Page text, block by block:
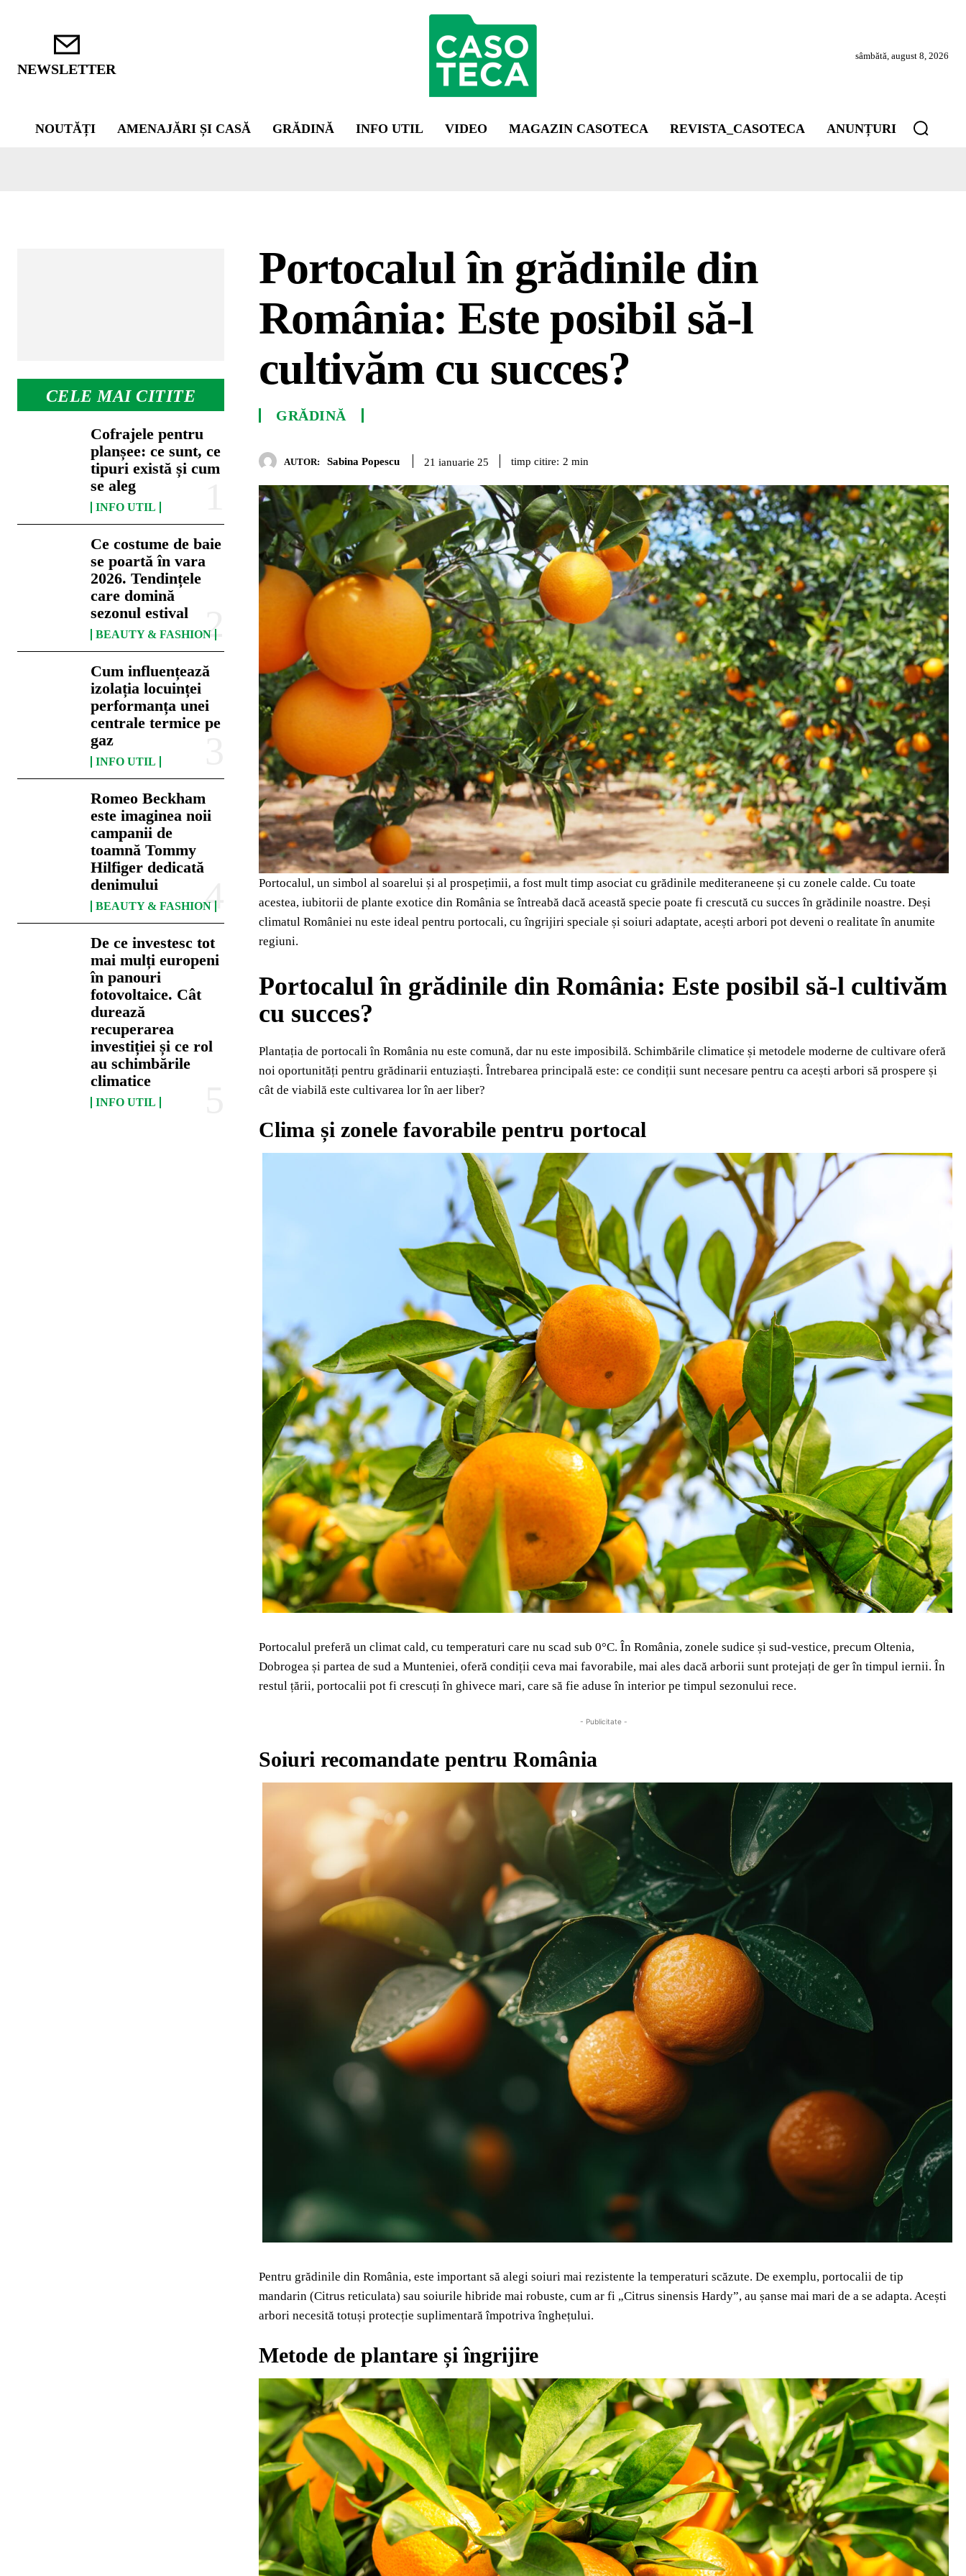
NEWSLETTER
sâmbătă, august 8, 2026
NOUTĂȚI AMENAJĂRI ȘI CASĂ GRĂDINĂ INFO UTIL VIDEO MAGAZIN CASOTECA REVISTA_CASOTECA ANUNȚURI
CELE MAI CITITE
Cofrajele pentru
planșee: ce sunt, ce
tipuri există și cum
se aleg
INFO UTIL
Ce costume de baie
se poartă în vara
2026. Tendințele
care domină
sezonul estival
BEAUTY & FASHION
Cum influențează
izolația locuinței
performanța unei
centrale termice pe
gaz
INFO UTIL
Romeo Beckham
este imaginea noii
campanii de
toamnă Tommy
Hilfiger dedicată
denimului
BEAUTY & FASHION
De ce investesc tot
mai mulți europeni
în panouri
fotovoltaice. Cât
durează
recuperarea
investiției și ce rol
au schimbările
climatice
INFO UTIL
Portocalul în grădinile din
România: Este posibil să-l
cultivăm cu succes?
GRĂDINĂ
AUTOR: Sabina Popescu 21 ianuarie 25 timp citire: 2 min
Portocalul, un simbol al soarelui și al prospețimii, a fost mult timp asociat cu grădinile mediteraneene și cu zonele calde. Cu toate
acestea, iubitorii de plante exotice din România se întreabă dacă această specie poate fi crescută cu succes în grădinile noastre. Deși
climatul României nu este ideal pentru portocali, cu îngrijiri speciale și soiuri adaptate, acești arbori pot deveni o realitate în anumite
regiuni.
Portocalul în grădinile din România: Este posibil să-l cultivăm
cu succes?
Plantația de portocali în România nu este comună, dar nu este imposibilă. Schimbările climatice și metodele moderne de cultivare oferă
noi oportunități pentru grădinarii entuziaști. Întrebarea principală este: ce condiții sunt necesare pentru ca acești arbori să prospere și
cât de viabilă este cultivarea lor în aer liber?
Clima și zonele favorabile pentru portocal
Portocalul preferă un climat cald, cu temperaturi care nu scad sub 0°C. În România, zonele sudice și sud-vestice, precum Oltenia,
Dobrogea și partea de sud a Munteniei, oferă condiții ceva mai favorabile, mai ales dacă arborii sunt protejați de ger în timpul iernii. În
restul țării, portocalii pot fi crescuți în ghivece mari, care să fie aduse în interior pe timpul sezonului rece.
- Publicitate -
Soiuri recomandate pentru România
Pentru grădinile din România, este important să alegi soiuri mai rezistente la temperaturi scăzute. De exemplu, portocalii de tip
mandarin (Citrus reticulata) sau soiurile hibride mai robuste, cum ar fi „Citrus sinensis Hardy”, au șanse mai mari de a se adapta. Acești
arbori necesită totuși protecție suplimentară împotriva înghețului.
Metode de plantare și îngrijire